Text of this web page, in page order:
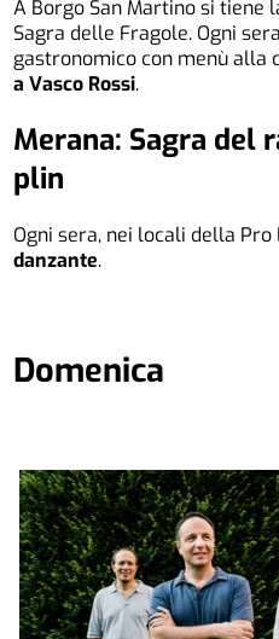
A Borgo San Martino si tiene
Sagra delle Fragole. Ogni
gastronomico con menù alla
a Vasco Rossi.
Merana: Sagra del
plin
Ogni sera, nei locali della Pro
danzante.
Domenica